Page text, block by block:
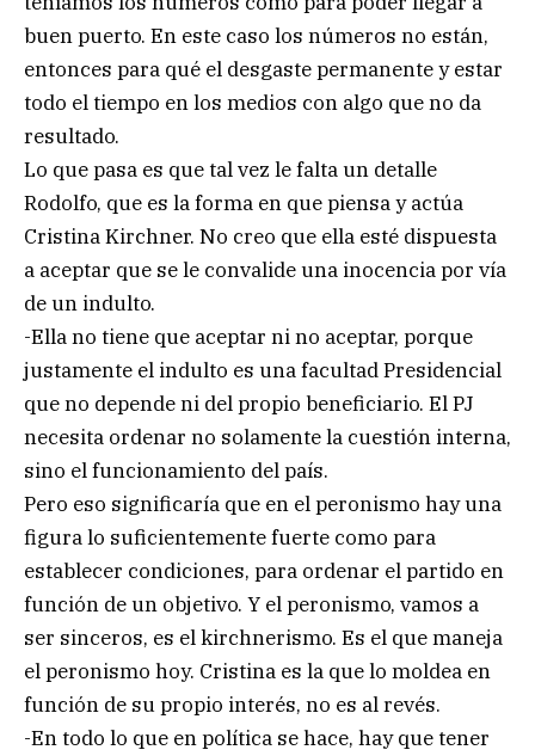
buen puerto. En este caso los números no están,
entonces para qué el desgaste permanente y estar
todo el tiempo en los medios con algo que no da
resultado.
Lo que pasa es que tal vez le falta un detalle
Rodolfo, que es la forma en que piensa y actúa
Cristina Kirchner. No creo que ella esté dispuesta
a aceptar que se le convalide una inocencia por vía
de un indulto.
-Ella no tiene que aceptar ni no aceptar, porque
justamente el indulto es una facultad Presidencial
que no depende ni del propio beneficiario. El PJ
necesita ordenar no solamente la cuestión interna,
sino el funcionamiento del país.
Pero eso significaría que en el peronismo hay una
figura lo suficientemente fuerte como para
establecer condiciones, para ordenar el partido en
función de un objetivo. Y el peronismo, vamos a
ser sinceros, es el kirchnerismo. Es el que maneja
el peronismo hoy. Cristina es la que lo moldea en
función de su propio interés, no es al revés.
-En todo lo que en política se hace, hay que tener